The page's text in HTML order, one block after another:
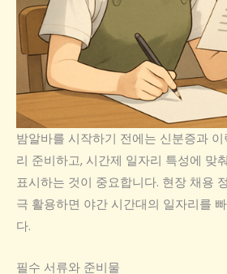
밤알바를 시작하기 전에는 신분증과
리 준비하고, 시간제 일자리 특성에 맞
표시하는 것이 중요합니다. 현장 채용
극 활용하면 야간 시간대의 일자리를
다.
필수 서류와 준비물